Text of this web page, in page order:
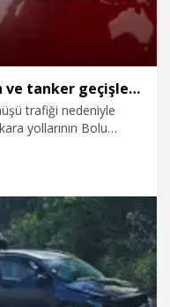
Bolu'daki yollar TIR, kamyon ve tanker geçişlerine kapatılacak
trafiği nedeniyle
yollarının Bolu